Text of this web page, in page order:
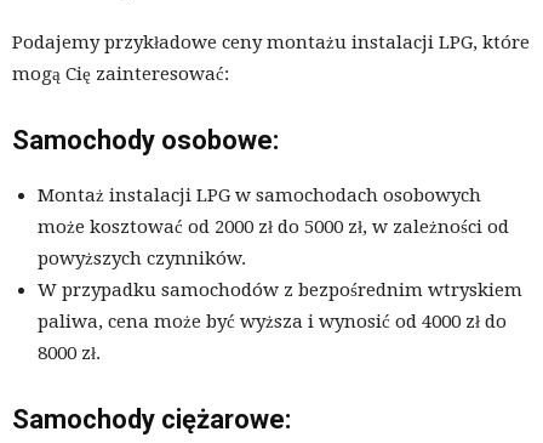
Podajemy przykładowe ceny montażu instalacji LPG, które
mogą Cię zainteresować:
Samochody osobowe:
Montaż instalacji LPG w samochodach osobowych
może kosztować od 2000 zł do 5000 zł, w zależności od
powyższych czynników.
W przypadku samochodów z bezpośrednim wtryskiem
paliwa, cena może być wyższa i wynosić od 4000 zł do
8000 zł.
Samochody ciężarowe: